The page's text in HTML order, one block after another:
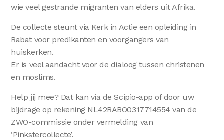
wie veel gestrande migranten van elders uit Afrika.
De collecte steunt via Kerk in Actie een opleiding in
Rabat voor predikanten en voorgangers van
huiskerken.
Er is veel aandacht voor de dialoog tussen christenen
en moslims.
Help jij mee? Dat kan via de Scipio-app of door uw
bijdrage op rekening NL42RABO0317714554 van de
ZWO-commissie onder vermelding van
‘Pinkstercollecte’.